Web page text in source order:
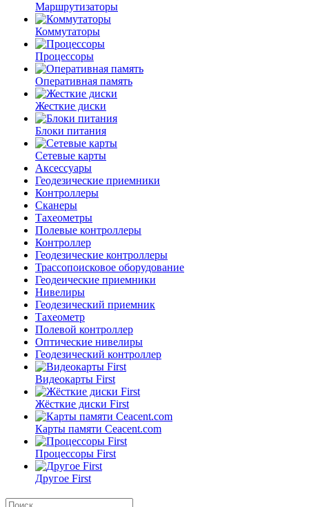
Маршрутизаторы
Коммутаторы
Процессоры
Оперативная память
Жесткие диски
Блоки питания
Сетевые карты
Аксессуары
Геодезические приемники
Контроллеры
Сканеры
Тахеометры
Полевые контроллеры
Контроллер
Геодезические контроллеры
Трассопоисковое оборудование
Геодеические приемники
Нивелиры
Геодезический приемник
Тахеометр
Полевой контроллер
Оптические нивелиры
Геодезический контроллер
Видеокарты First
Жёсткие диски First
Карты памяти Ceacent.com
Процессоры First
Другое First